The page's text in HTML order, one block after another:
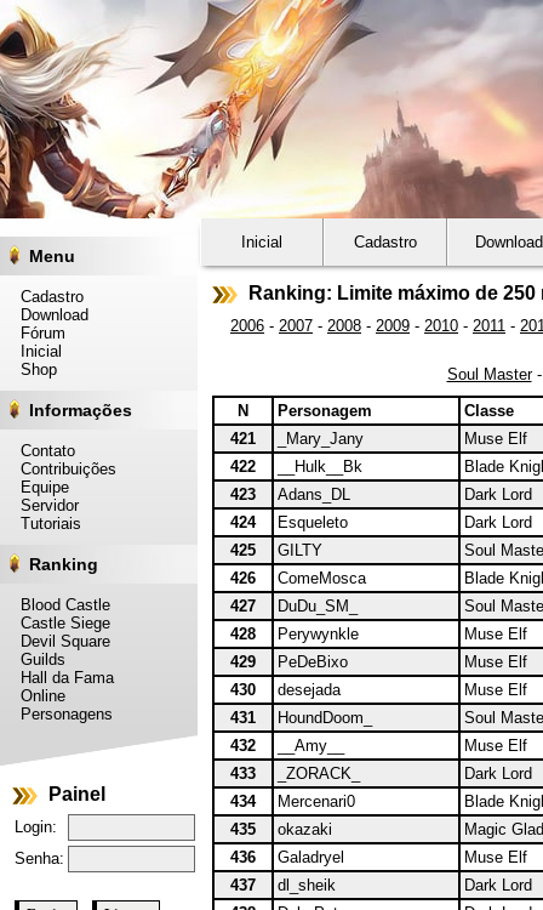
Menu
Cadastro
Download
Fórum
Inicial
Shop
Informações
Contato
Contribuições
Equipe
Servidor
Tutoriais
Ranking
Blood Castle
Castle Siege
Devil Square
Guilds
Hall da Fama
Online
Personagens
Inicial Cadastro Download
Ranking: Limite máximo de 250
2006 - 2007 - 2008 - 2009 - 2010 - 2011 -
Soul Master
N
Personagem
Classe
421
_Mary_Jany
Muse Elf
422
__Hulk__Bk
Blade
423
Adans_DL
Dark Lord
424
Esqueleto
Dark Lord
425
GILTY
Soul
426
ComeMosca
Blade
427
DuDu_SM_
Soul
428
Perywynkle
Muse Elf
429
PeDeBixo
Muse Elf
430
desejada
Muse Elf
431
HoundDoom_
Soul
432
__Amy__
Muse Elf
433
_ZORACK_
Dark Lord
434
Mercenari0
Blade
435
okazaki
Magic
436
Galadryel
Muse Elf
437
dl_sheik
Dark Lord
Painel
Login:
Senha: